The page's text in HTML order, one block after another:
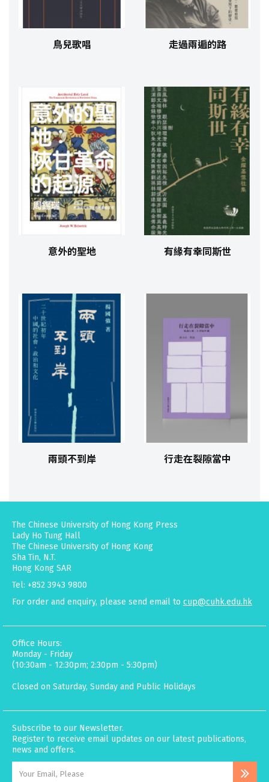
鳥兒歌唱 走過兩遍的路
意外的聖地 有緣有幸同斯世
兩頭不到岸 行走在裂隙當中
The Chinese University of Hong Kong Press
Lady Ho Tung Hall
The Chinese University of Hong Kong
Sha Tin, N.T.
Hong Kong SAR
Tel: +852 3943 9800
For order and enquiry, please send email to cup@cuhk.edu.hk
Office Hours:
Monday - Friday
(10:30am - 12:30pm; 2:30pm - 5:30pm)
Closed on Saturday, Sunday and Public Holidays
Subscribe to our Newsletter.
Register to receive email updates on our latest publications,
news and offers.